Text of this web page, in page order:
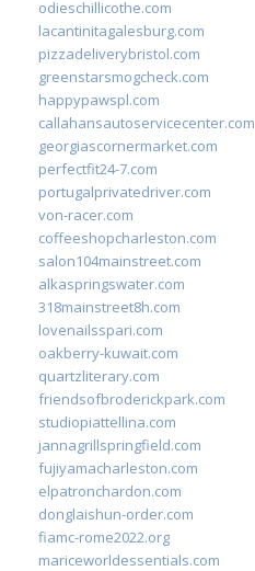
odieschillicothe.com
lacantinitagalesburg.com
pizzadeliverybristol.com
greenstarsmogcheck.com
happypawspl.com
callahansautoservicecenter.com
georgiascornermarket.com
perfectfit24-7.com
portugalprivatedriver.com
von-racer.com
coffeeshopcharleston.com
salon104mainstreet.com
alkaspringswater.com
318mainstreet8h.com
lovenailsspari.com
oakberry-kuwait.com
quartzliterary.com
friendsofbroderickpark.com
studiopiattellina.com
jannagrillspringfield.com
fujiyamacharleston.com
elpatronchardon.com
donglaishun-order.com
fiamc-rome2022.org
mariceworldessentials.com